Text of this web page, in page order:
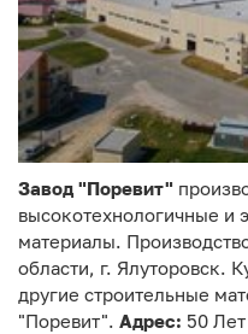
Завод "Поревит"
высокотехнологичные и
материалы.
области, г. Ялуторовск.
другие строительные
"Поревит". Адрес: 50